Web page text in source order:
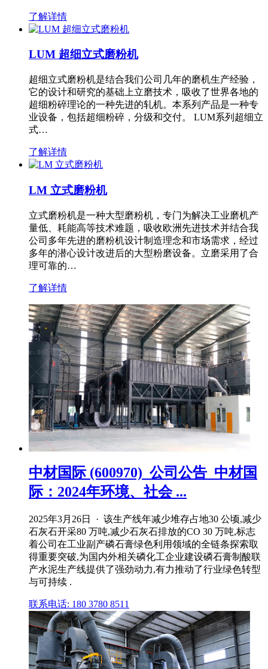
了解详情
LUM 超细立式磨粉机
超细立式磨粉机是结合我们公司几年的磨机生产经验，
它的设计和研究的基础上立磨技术，吸收了世界各地的
超细粉碎理论的一种先进的轧机。本系列产品是一种专
业设备，包括超细粉碎，分级和交付。 LUM系列超细立
式…
了解详情
LM 立式磨粉机
立式磨粉机是一种大型磨粉机，专门为解决工业磨机产
量低、耗能高等技术难题，吸收欧洲先进技术并结合我
公司多年先进的磨粉机设计制造理念和市场需求，经过
多年的潜心设计改进后的大型粉磨设备。立磨采用了合
理可靠的…
了解详情
中材国际 (600970)_公司公告_中材国
际：2024年环境、社会 ...
2025年3月26日 · 该生产线年减少堆存占地30 公顷,减少
石灰石开采80 万吨,减少石灰石排放的CO 30 万吨,标志
着公司在工业副产磷石膏绿色利用领域的全链条探索取
得重要突破,为国内外相关磷化工企业建设磷石膏制酸联
产水泥生产线提供了强劲动力,有力推动了行业绿色转型
与可持续 .
联系电话: 180 3780 8511